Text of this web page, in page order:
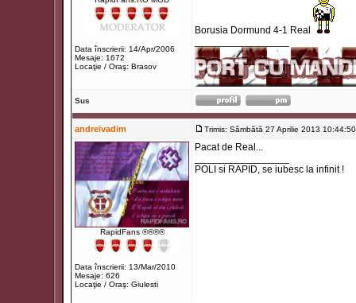
Data înscrierii: 14/Apr/2006
Mesaje: 1672
Locaţie / Oraş: Brasov
Borusia Dormund 4-1 Real
Sus
andreivadim Trimis: Sâmbătă 27 Aprilie 2013 10:44:50
RapidFans ®®®®
Data înscrierii: 13/Mar/2010
Mesaje: 626
Locaţie / Oraş: Giulesti
Pacat de Real...
POLI si RAPID, se iubesc la infinit !